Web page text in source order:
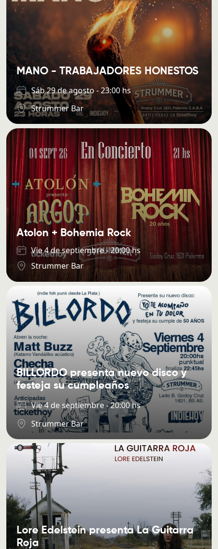
MANO - TRABAJADORES HONESTOS
Sáb 29 de agosto - 23:00 hs
Strummer Bar
Atolon + Bohemia Rock
Vie 4 de septiembre - 20:00 hs
Strummer Bar
BILLORDO presenta nuevo disco y
festeja su cumpleaños
Vie 4 de septiembre - 20:00 hs
Strummer Bar
Lore Edelstein presenta La Guitarra
Roja